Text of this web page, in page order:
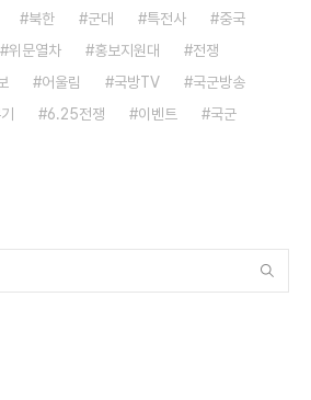
북한 군대 특전사
중국
위문열차 홍보지원대
전쟁
어울림 국방TV
국군방송
6.25전쟁 이벤트 국군